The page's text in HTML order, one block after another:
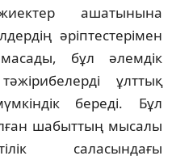
ашатынына
әріптестерімен
бұл әлемдік
ұлттық
береді. Бұл
шабыттың мысалы
саласындағы